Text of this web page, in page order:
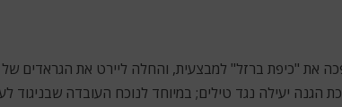
את "כיפת ברזל" למבצעית, והחלה ליירט את הגראדים
הגנה יעילה נגד טילים; במיוחד לנוכח העובדה שבניגוד